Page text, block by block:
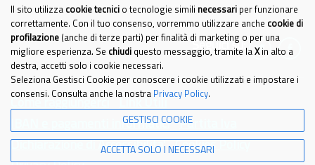
Seguici su:
IBAN e pagamenti informatici
Partita Iva
Dichiarazione di Accessibilita'
Cookies Policy
Il sito utilizza cookie tecnici o tecnologie simili necessari per funzionare
correttamente. Con il tuo consenso, vorremmo utilizzare anche cookie di
profilazione (anche di terze parti) per finalità di marketing o per una
migliore esperienza. Se chiudi questo messaggio, tramite la Xin alto a
destra, accetti solo i cookie necessari.
Seleziona Gestisci Cookie per conoscere i cookie utilizzati e impostare i
consensi. Consulta anche la nostra Privacy Policy.
GESTISCI COOKIE
ACCETTA SOLO I NECESSARI